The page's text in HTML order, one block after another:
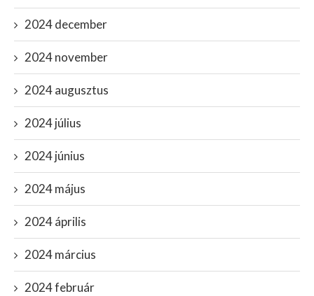
2024 december
2024 november
2024 augusztus
2024 július
2024 június
2024 május
2024 április
2024 március
2024 február